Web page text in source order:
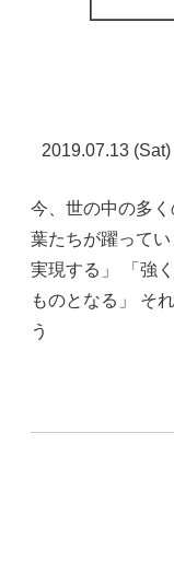
2019.07.13 (Sat)
今、世の中の多
葉たちが躍って
実現する」 「強
ものとなる」 そ
う